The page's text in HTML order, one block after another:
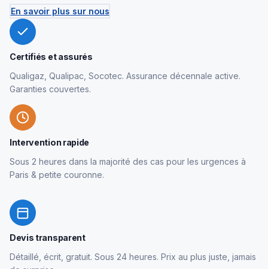
En savoir plus sur nous
Certifiés et assurés
Qualigaz, Qualipac, Socotec. Assurance décennale active.
Garanties couvertes.
Intervention rapide
Sous 2 heures dans la majorité des cas pour les urgences à
Paris & petite couronne.
Devis transparent
Détaillé, écrit, gratuit. Sous 24 heures. Prix au plus juste, jamais